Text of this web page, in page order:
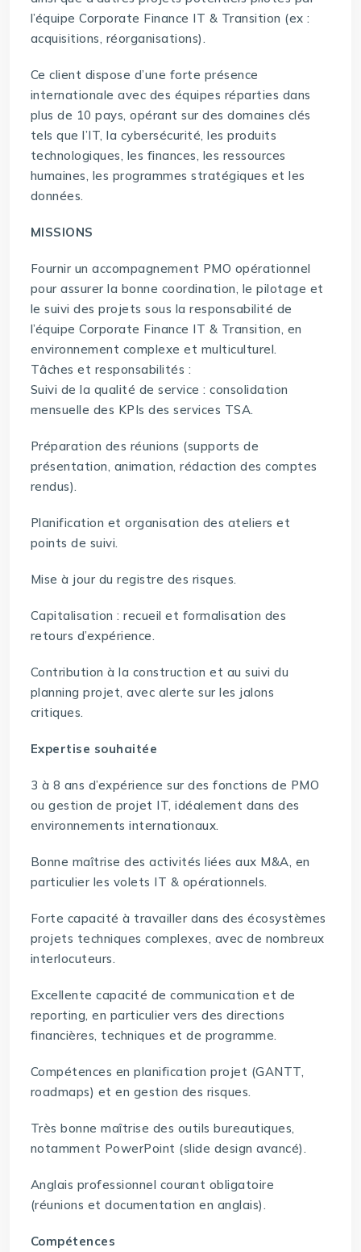
l’équipe Corporate Finance IT & Transition (ex :
acquisitions, réorganisations).
Ce client dispose d’une forte présence
internationale avec des équipes réparties dans
plus de 10 pays, opérant sur des domaines clés
tels que l’IT, la cybersécurité, les produits
technologiques, les finances, les ressources
humaines, les programmes stratégiques et les
données.
MISSIONS
Fournir un accompagnement PMO opérationnel
pour assurer la bonne coordination, le pilotage et
le suivi des projets sous la responsabilité de
l’équipe Corporate Finance IT & Transition, en
environnement complexe et multiculturel.
Tâches et responsabilités :
Suivi de la qualité de service : consolidation
mensuelle des KPIs des services TSA.
Préparation des réunions (supports de
présentation, animation, rédaction des comptes
rendus).
Planification et organisation des ateliers et
points de suivi.
Mise à jour du registre des risques.
Capitalisation : recueil et formalisation des
retours d’expérience.
Contribution à la construction et au suivi du
planning projet, avec alerte sur les jalons
critiques.
Expertise souhaitée
3 à 8 ans d’expérience sur des fonctions de PMO
ou gestion de projet IT, idéalement dans des
environnements internationaux.
Bonne maîtrise des activités liées aux M&A, en
particulier les volets IT & opérationnels.
Forte capacité à travailler dans des écosystèmes
projets techniques complexes, avec de nombreux
interlocuteurs.
Excellente capacité de communication et de
reporting, en particulier vers des directions
financières, techniques et de programme.
Compétences en planification projet (GANTT,
roadmaps) et en gestion des risques.
Très bonne maîtrise des outils bureautiques,
notamment PowerPoint (slide design avancé).
Anglais professionnel courant obligatoire
(réunions et documentation en anglais).
Compétences